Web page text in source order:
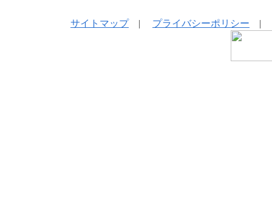
サイトマップ| プライバシーポリシー